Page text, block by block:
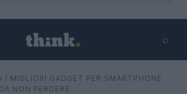
⌕
⌕
I MIGLIORI GADGET PER SMARTPHONE
NON PERDERE